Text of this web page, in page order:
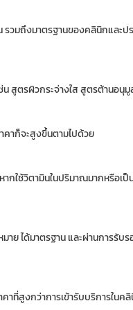
วมถึงมาตรฐานของคลินิกและ
สูตรผิวกระจ่างใส สูตรต้านอนุ
าก็จะสูงขึ้นตามไปด้วย
ใช้วิตามินในปริมาณมากหรือเป็
ได้มาตรฐาน และผ่านการรับ
สูงกว่าการเข้ารับบริการในค